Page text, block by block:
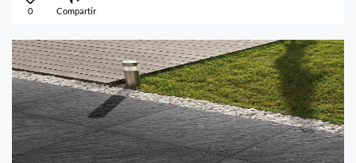
0 Compartir